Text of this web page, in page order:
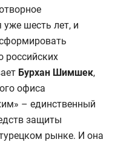
уже шесть лет, и
российских
Бурхан Шимшек,
офиса
– единственный
защиты
рынке. И она